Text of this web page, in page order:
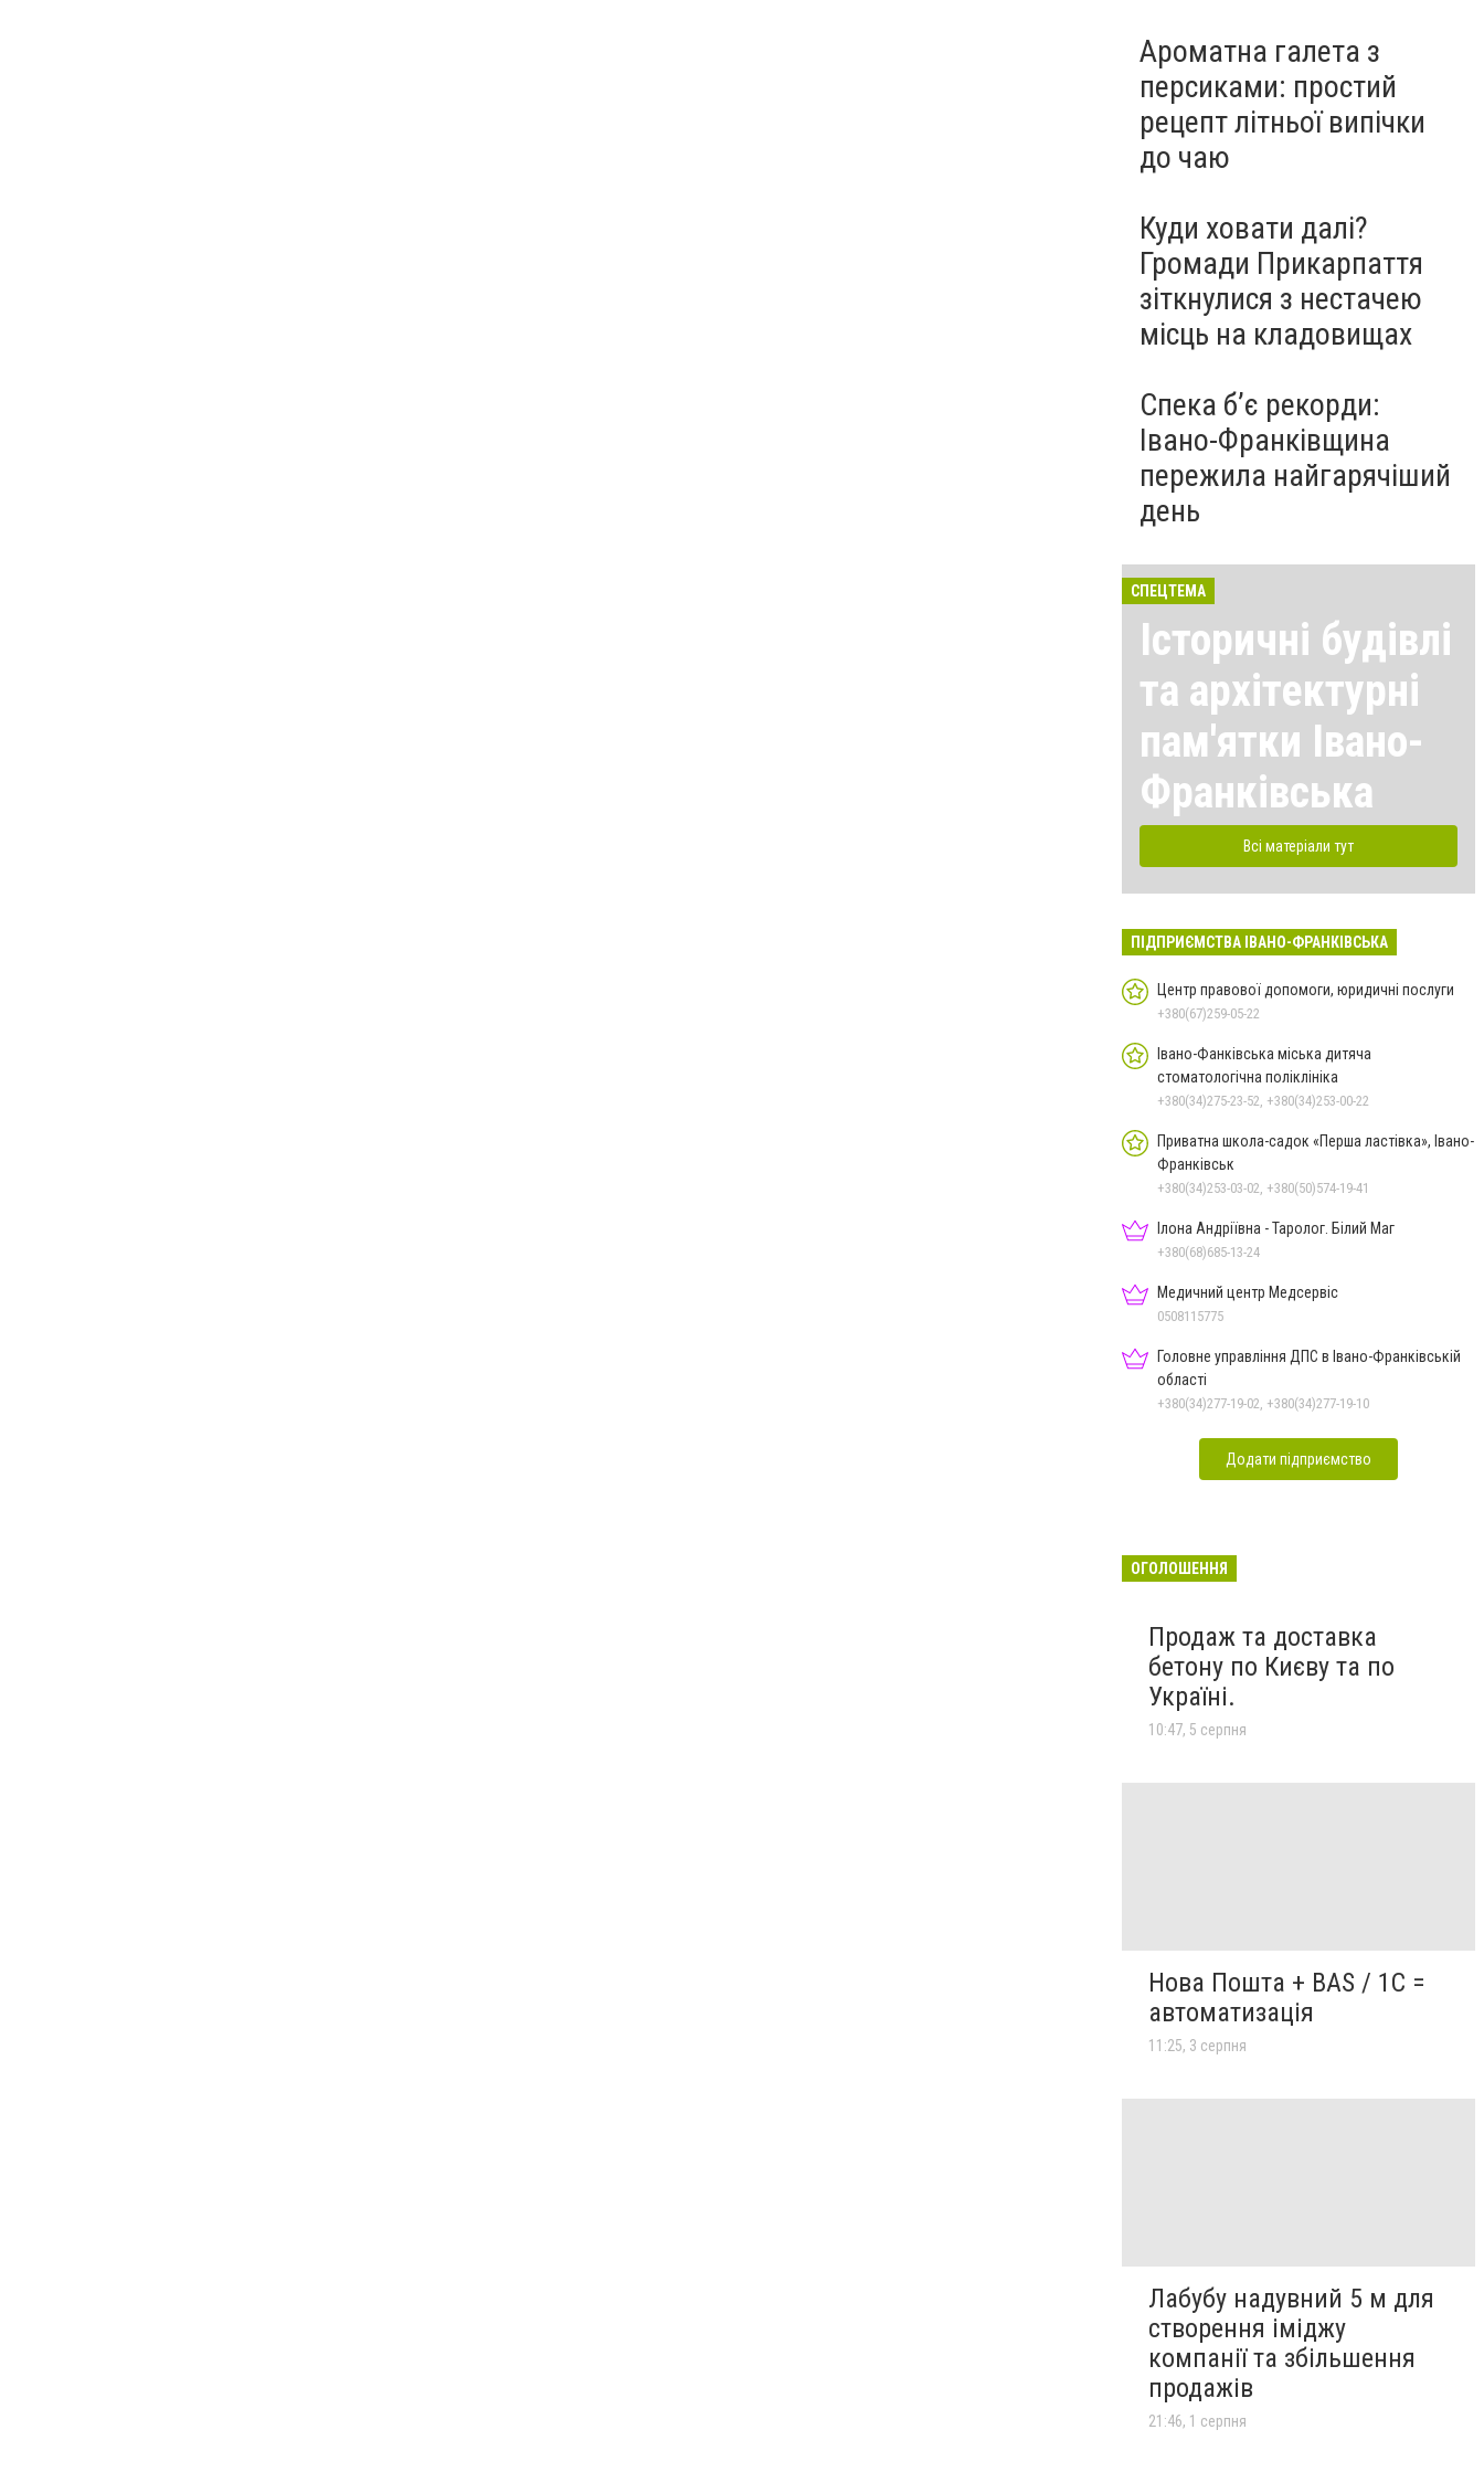
Ароматна галета з
персиками: простий
рецепт літньої випічки
до чаю
Куди ховати далі?
Громади Прикарпаття
зіткнулися з нестачею
місць на кладовищах
Спека б’є рекорди:
Івано-Франківщина
пережила найгарячіший
день
СПЕЦТЕМА
Історичні будівлі
та архітектурні
пам'ятки Івано-
Франківська
Всі матеріали тут
ПІДПРИЄМСТВА ІВАНО-ФРАНКІВСЬКА
Центр правової допомоги, юридичні послуги
+380(67)259-05-22
Івано-Фанківська міська дитяча
стоматологічна поліклініка
+380(34)275-23-52, +380(34)253-00-22
Приватна школа-садок «Перша ластівка», Івано-
Франківськ
+380(34)253-03-02, +380(50)574-19-41
Ілона Андріївна - Таролог. Білий Маг
+380(68)685-13-24
Медичний центр Медсервіс
0508115775
Головне управління ДПС в Івано-Франківській
області
+380(34)277-19-02, +380(34)277-19-10
Додати підприємство
ОГОЛОШЕННЯ
Продаж та доставка
бетону по Києву та по
Україні.
10:47, 5 серпня
Нова Пошта + BAS / 1C =
автоматизація
11:25, 3 серпня
Лабубу надувний 5 м для
створення іміджу
компанії та збільшення
продажів
21:46, 1 серпня